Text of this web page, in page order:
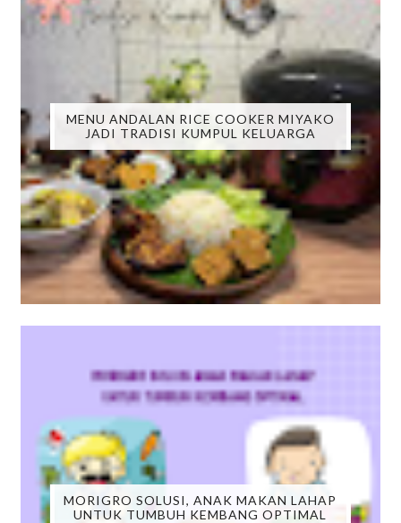
MENU ANDALAN RICE COOKER MIYAKO
JADI TRADISI KUMPUL KELUARGA
MORIGRO SOLUSI, ANAK MAKAN LAHAP
UNTUK TUMBUH KEMBANG OPTIMAL